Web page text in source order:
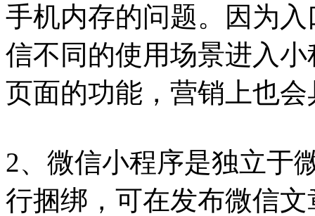
手机内存的问题。因为
信不同的使用场景进入
页面的功能，营销上也
2、微信小程序是独立于
行捆绑，可在发布微信